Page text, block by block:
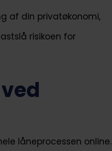
af din privatøkonomi,
risikoen for
låneprocessen online.